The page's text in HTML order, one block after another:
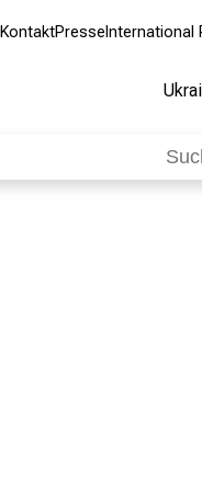
KontaktPresse International